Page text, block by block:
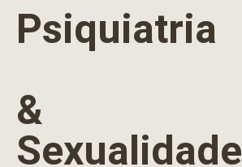
Psiquiatria
&
Sexualidade